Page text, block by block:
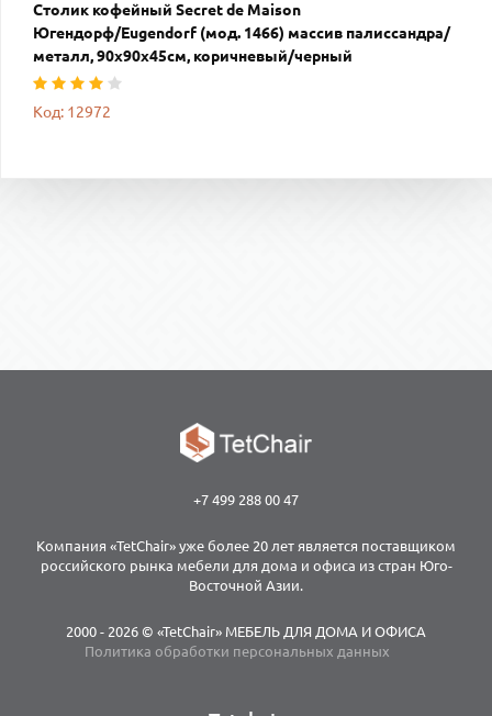
Столик кофейный Secret de Maison
Югендорф/Eugendorf (мод. 1466) массив палиссандра/
металл, 90х90х45см, коричневый/черный
Код: 12972
+7 499 288 00 47
Компания «TetChair» уже более 20 лет является поставщиком
российского рынка мебели для дома и офиса из стран Юго-
Восточной Азии.
2000 - 2026 © «TetChair» МЕБЕЛЬ ДЛЯ ДОМА И ОФИСА
Политика обработки персональных данных